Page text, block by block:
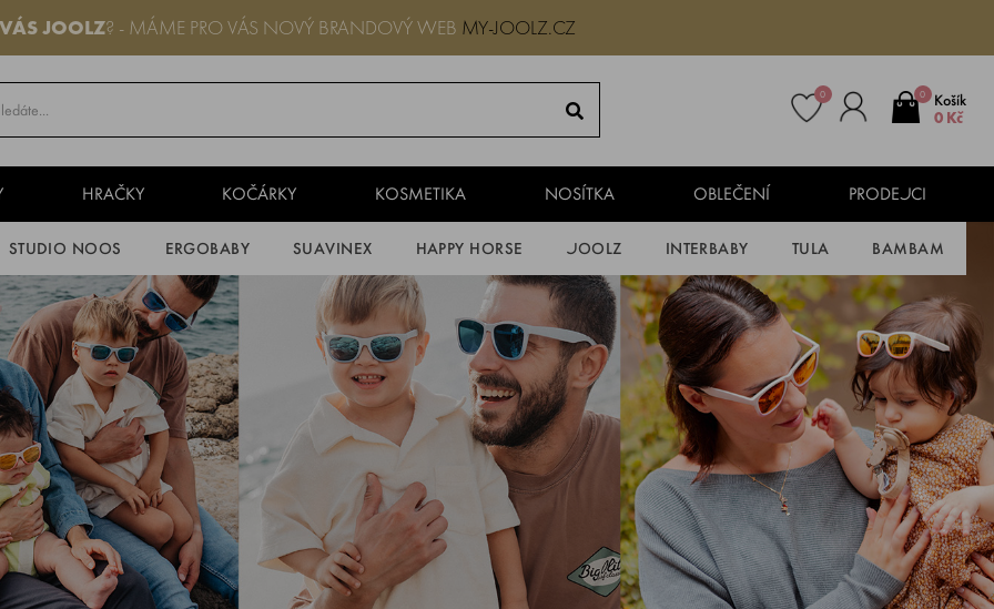
JOOLZ? - MÁME PRO VÁS NOVÝ BRANDOVÝ WEB MY-JOOLZ.CZ
0
Košík
0 Kč
0
HRAČKY KOČÁRKY KOSMETIKA NOSÍTKA OBLEČENÍ PRODEJCI
STUDIO NOOS ERGOBABY SUAVINEX HAPPY HORSE JOOLZ INTERBABY TULA BAMBAM